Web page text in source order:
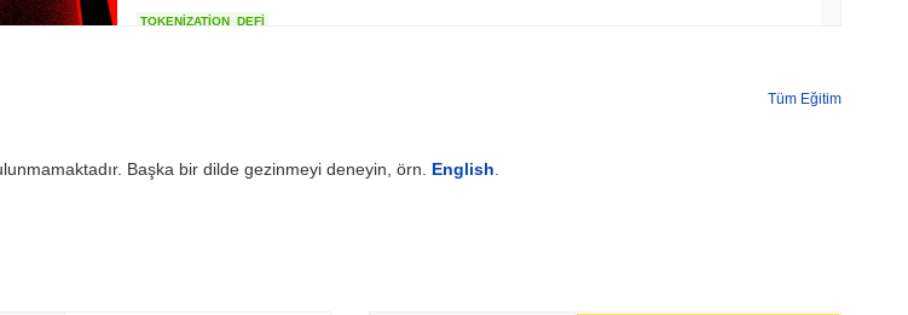
TOKENIZATION DEFI
CRYPTO REGULATIONS US REGULATORS
Tüm Eğitim
Başka bir dilde gezinmeyi deneyin, örn. English